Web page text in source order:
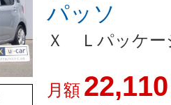
パッソ
Ｘ Ｌパッケー
月額 22,110